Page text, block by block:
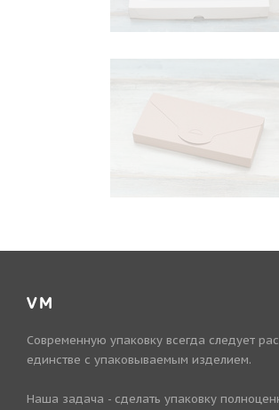
VM
Современную упаковку всегда следует
единстве с упаковываемым изделием.
Наша задача - сделать упаковку